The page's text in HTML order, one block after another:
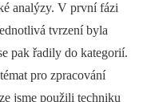
analýzy. V první fázi
tvrzení byla
pak řadily do kategorií.
pro zpracování
jsme použili techniku